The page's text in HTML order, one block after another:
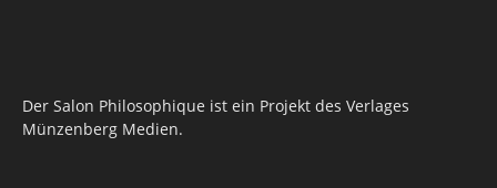
Der Salon Philosophique ist ein Projekt des Verlages
Münzenberg Medien.